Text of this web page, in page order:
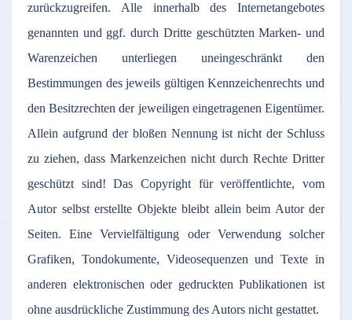
zurückzugreifen. Alle innerhalb des Internetangebotes
genannten und ggf. durch Dritte geschützten Marken- und
Warenzeichen unterliegen uneingeschränkt den
Bestimmungen des jeweils gültigen Kennzeichenrechts und
den Besitzrechten der jeweiligen eingetragenen Eigentümer.
Allein aufgrund der bloßen Nennung ist nicht der Schluss
zu ziehen, dass Markenzeichen nicht durch Rechte Dritter
geschützt sind! Das Copyright für veröffentlichte, vom
Autor selbst erstellte Objekte bleibt allein beim Autor der
Seiten. Eine Vervielfältigung oder Verwendung solcher
Grafiken, Tondokumente, Videosequenzen und Texte in
anderen elektronischen oder gedruckten Publikationen ist
ohne ausdrückliche Zustimmung des Autors nicht gestattet.